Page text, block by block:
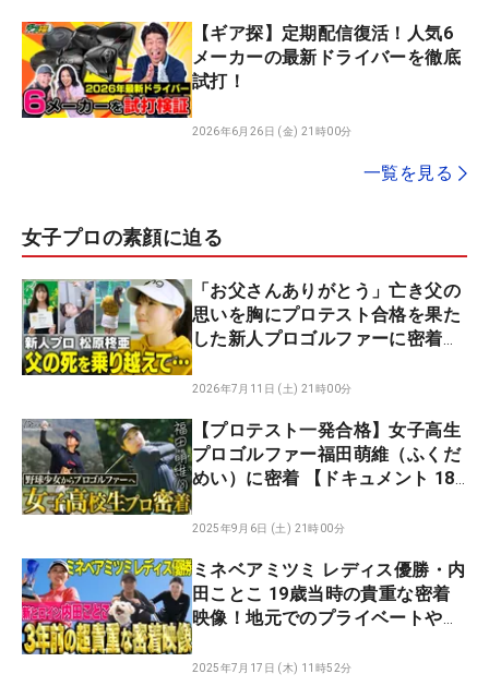
【ギア探】定期配信復活！人気6
メーカーの最新ドライバーを徹底
試打！
2026年6月26日 (金) 21時00分
一覧を見る
女子プロの素顔に迫る
「お父さんありがとう」亡き父の
思いを胸にプロテスト合格を果た
した新人プロゴルファーに密着
イチハチ】
2026年7月11日 (土) 21時00分
【プロテスト一発合格】女子高生
プロゴルファー福田萌維（ふくだ
めい）に密着 【ドキュメント 18
2025年9月6日 (土) 21時00分
ミネベアミツミ レディス優勝・内
田ことこ 19歳当時の貴重な密着
映像！地元でのプライベートや練
2025年7月17日 (木) 11時52分